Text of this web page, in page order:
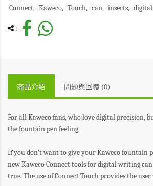
Connect
Kaweco Touch can inserts digital
:
商品介紹 問題與回覆 (0)
For all Kaweco fans, who love digital precision,
the fountain pen feeling
If you don't want to give your Kaweco fountain
new Kaweco Connect tools for digital writing
true. The use of Connect Touch provides the